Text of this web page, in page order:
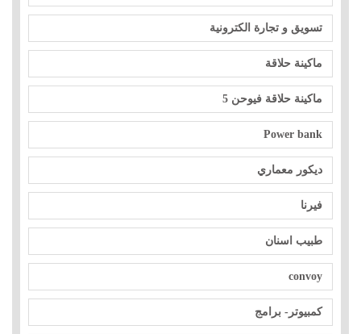
تسويق و تجارة الكترونية
ماكينة حلاقة
ماكينة حلاقة فيوحن 5
Power bank
ديكور معماري
فيرنا
طبيب اسنان
convoy
كمبيوتر- برامج